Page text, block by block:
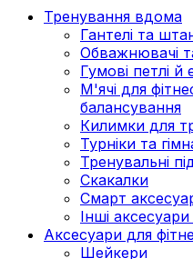
Тренування вдома
Гантелі та
Обважнювачі
Гумові петлі
М'ячі для
балансування
Килимки для
Турніки та
Тренувальні
Скакалки
Смарт
Інші
Аксесуари для
Шейкери